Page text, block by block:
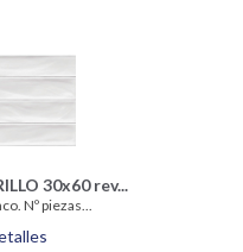
30x60 rev...
Nº piezas...